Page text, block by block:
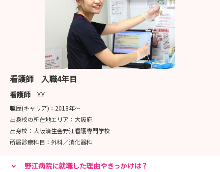
応募書類郵送先：〒536-0001
大阪市城東区古市1丁目3-25
社会福祉法人恩賜財団 大阪府済生会野
江病院 総務課 宛
以下は病院見学とインターンシップのご案内になります。
全て以下当院看護部ホームページよりご覧いただけます。
https://noe.saiseikai.or.jp/nurse/index.html
1.平日の午前中で病院見学を随時開催しております。下記
フォームよりお申し込みください。
病院見学応募フォーム
看護師 入職4年目
看護師 Y.Y
職歴(キャリア)： 2018年〜
出身校の所在地エリア： 大阪府
出身校： 大阪済生会野江看護専門学校
所属診療科目： 外科／消化器科
野江病院に就職した理由やきっかけは？